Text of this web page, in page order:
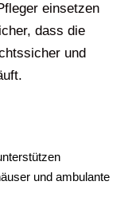
einsetzen
dass die
und
und ambulante